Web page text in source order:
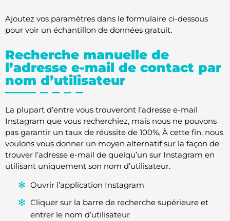
Ajoutez vos paramètres dans le formulaire ci-dessous
pour voir un échantillon de données gratuit.
Recherche manuelle de
l’adresse e-mail de contact par
nom d’utilisateur
La plupart d’entre vous trouveront l’adresse e-mail
Instagram que vous recherchiez, mais nous ne pouvons
pas garantir un taux de réussite de 100%. À cette fin, nous
voulons vous donner un moyen alternatif sur la façon de
trouver l’adresse e-mail de quelqu’un sur Instagram en
utilisant uniquement son nom d’utilisateur.
Ouvrir l’application Instagram
Cliquer sur la barre de recherche supérieure et
entrer le nom d’utilisateur